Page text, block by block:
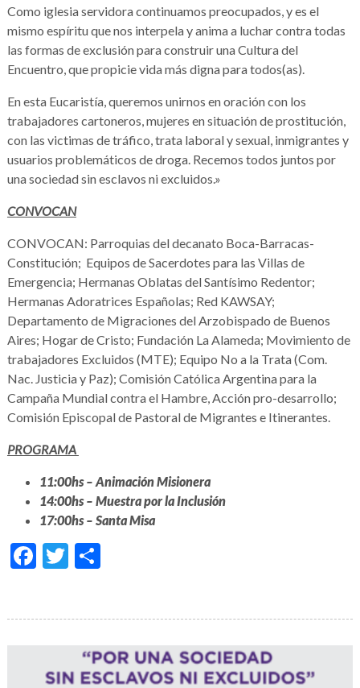
Como iglesia servidora continuamos preocupados, y es el
mismo espíritu que nos interpela y anima a luchar contra todas
las formas de exclusión para construir una Cultura del
Encuentro, que propicie vida más digna para todos(as).
En esta Eucaristía, queremos unirnos en oración con los
trabajadores cartoneros, mujeres en situación de prostitución,
con las victimas de tráfico, trata laboral y sexual, inmigrantes y
usuarios problemáticos de droga. Recemos todos juntos por
una sociedad sin esclavos ni excluidos.»
CONVOCAN
CONVOCAN: Parroquias del decanato Boca-Barracas-
Constitución; Equipos de Sacerdotes para las Villas de
Emergencia; Hermanas Oblatas del Santísimo Redentor;
Hermanas Adoratrices Españolas; Red KAWSAY;
Departamento de Migraciones del Arzobispado de Buenos
Aires; Hogar de Cristo; Fundación La Alameda; Movimiento de
trabajadores Excluidos (MTE); Equipo No a la Trata (Com.
Nac. Justicia y Paz); Comisión Católica Argentina para la
Campaña Mundial contra el Hambre, Acción pro-desarrollo;
Comisión Episcopal de Pastoral de Migrantes e Itinerantes.
PROGRAMA
11:00hs – Animación Misionera
14:00hs – Muestra por la Inclusión
17:00hs – Santa Misa
Facebook
Twitter
Compartir
Galería
de